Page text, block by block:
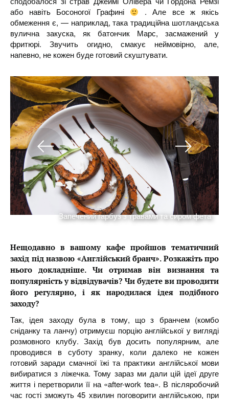
або навіть Босоногої Графині
. Але все ж якісь
обмеження є, — наприклад, така традиційна шотландська
вулична закуска, як батончик Марс, засмажений у
фритюрі. Звучить огидно, смакує неймовірно, але,
напевно, не кожен буде готовий скуштувати.
Запечений гарбуз з травами та сиром фета
Нещодавно в вашому кафе пройшов тематичний
захід під назвою «Англійський бранч». Розкажіть про
нього докладніше. Чи отримав він визнання та
популярність у відвідувачів? Чи будете ви проводити
його регулярно, і як народилася ідея подібного
заходу?
Так, ідея заходу була в тому, що з бранчем (комбо
сніданку та ланчу) отримуєш порцію англійської у вигляді
розмовного клубу. Захід був досить популярним, але
проводився в суботу зранку, коли далеко не кожен
готовий заради смачної їжі та практики англійської мови
вибиратися з ліжечка. Тому зараз ми дали цій ідеї друге
життя і перетворили її на «after-work tea». В післяробочий
час гості зможуть 45 хвилин поговорити англійською, при